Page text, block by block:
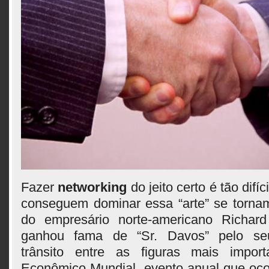
Fazer networking do jeito certo é tão
conseguem dominar essa “arte” se
do empresário norte-americano
ganhou fama de “Sr. Davos” pelo
trânsito entre as figuras mais